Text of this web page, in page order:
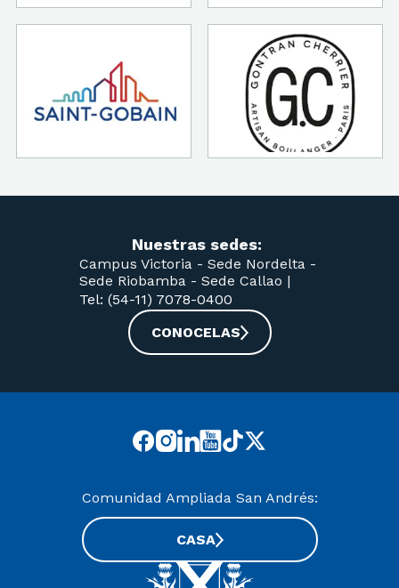
Nuestras sedes:
Campus Victoria - Sede Nordelta -
Sede Riobamba - Sede Callao |
Tel: (54-11) 7078-0400
CONOCELAS
Comunidad Ampliada San Andrés:
CASA